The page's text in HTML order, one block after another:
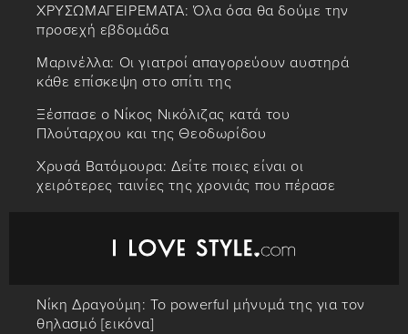
ΧΡΥΣΩΜΑΓΕΙΡΕΜΑΤΑ: Όλα όσα θα δούμε την
προσεχή εβδομάδα
Μαρινέλλα: Οι γιατροί απαγορεύουν αυστηρά
κάθε επίσκεψη στο σπίτι της
Ξέσπασε ο Νίκος Νικόλιζας κατά του
Πλούταρχου και της Θεοδωρίδου
Χρυσά Βατόμουρα: Δείτε ποιες είναι οι
χειρότερες ταινίες της χρονιάς που πέρασε
Νίκη Δραγούμη: Το powerful μήνυμά της για τον
θηλασμό [εικόνα]